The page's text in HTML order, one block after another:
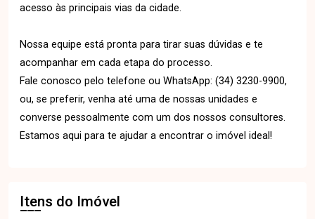
acesso às principais vias da cidade.
Nossa equipe está pronta para tirar suas dúvidas e te
acompanhar em cada etapa do processo.
Fale conosco pelo telefone ou WhatsApp: (34) 3230-9900,
ou, se preferir, venha até uma de nossas unidades e
converse pessoalmente com um dos nossos consultores.
Estamos aqui para te ajudar a encontrar o imóvel ideal!
Itens do Imóvel